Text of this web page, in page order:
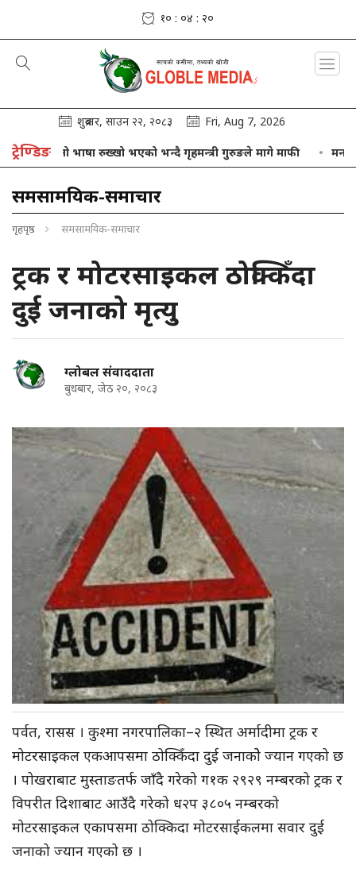
१० : ०४ : २१
शुक्रबार, साउन २२, २०८३ Fri, Aug 7, 2026
ट्रेण्डिङ
आफ्नो भाषा रुख्खो भएको भन्दै गृहमन्त्री गुरुङले मागे माफी मनसुनको
समसामयिक-समाचार
गृहपृष्ठ समसामयिक-समाचार
ट्रक र मोटरसाइकल ठोक्किँदा
दुई जनाको मृत्यु
ग्लोबल संवाददाता
बुधबार, जेठ २०, २०८३
पर्वत, रासस । कुश्मा नगरपालिका–२ स्थित अर्मादीमा ट्रक र
मोटरसाइकल एकआपसमा ठोक्किँदा दुई जनाकोे ज्यान गएको छ
। पोखराबाट मुस्ताङतर्फ जाँदै गरेको ग१क २९२९ नम्बरको ट्रक र
विपरीत दिशाबाट आउँदै गरेको ध२प ३८०५ नम्बरको
मोटरसाइकल एकापसमा ठोक्किदा मोटरसाईकलमा सवार दुई
जनाको ज्यान गएको छ ।